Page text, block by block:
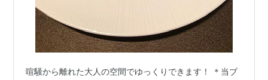
喧騒から離れた大人の空間でゆっくりできます！ ＊当ブ